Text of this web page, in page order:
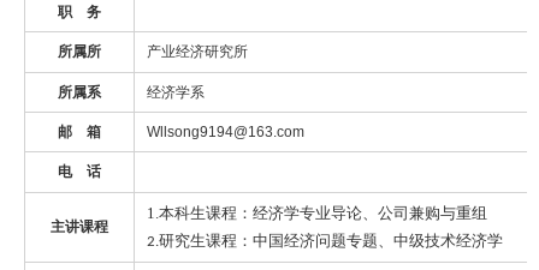
职 务
所属所 产业经济研究所
所属系 经济学系
邮 箱 Wllsong9194@163.com
电 话
主讲课程
1. 本科生课程：经济学专业导论、公司兼购与重组
2. 研究生课程：中国经济问题专题、中级技术经济学